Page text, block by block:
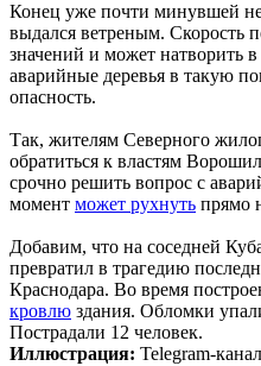
Конец уже почти минувшей
выдался ветреным. Скорость
значений и может натворить
аварийные деревья в такую
опасность.
Так, жителям Северного
обратиться к властям
срочно решить вопрос с
момент может рухнуть прямо
Добавим, что на соседней
превратил в трагедию
Краснодара. Во время
кровлю здания. Обломки
Пострадали 12 человек.
Иллюстрация: Telegram-